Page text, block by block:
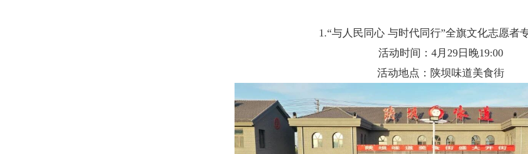
1.“与人民同心 与时代同行”全旗文化志愿者
活动时间：4月29日晚19:00
活动地点：陕坝味道美食街